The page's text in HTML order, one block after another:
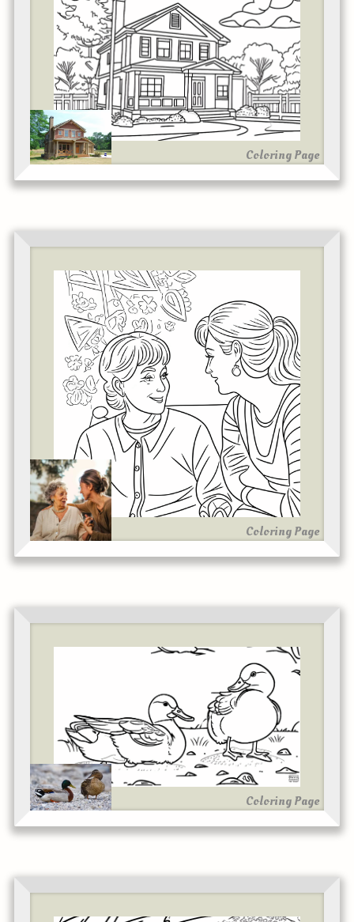
Coloring Page
Coloring Page
Coloring Page